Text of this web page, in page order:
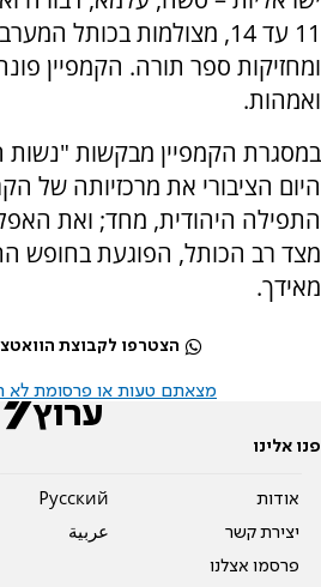
11 עד 14, מצולמות בכותל
ומחזיקות ספר תורה. הקמפיין
ואמהות.
במסגרת הקמפיין מבקשות
היום הציבורי את מרכזיותה של
התפילה היהודית, מחד; ואת
מצד רב הכותל, הפוגעת בחופש
מאידך.
הצטרפו לקבוצת
מצאתם טעות או פרסומת לא
פנו אלינו
אודות
יצירת קשר
פרסמו אצלנו
Pусский
عربية